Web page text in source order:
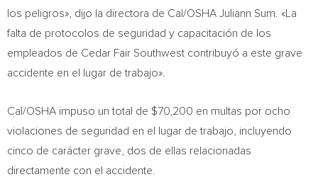
los peligros», dijo la directora de Cal/OSHA Juliann Sum. «La
falta de protocolos de seguridad y capacitación de los
empleados de Cedar Fair Southwest contribuyó a este grave
accidente en el lugar de trabajo».
Cal/OSHA impuso un total de $70,200 en multas por ocho
violaciones de seguridad en el lugar de trabajo, incluyendo
cinco de carácter grave, dos de ellas relacionadas
directamente con el accidente.